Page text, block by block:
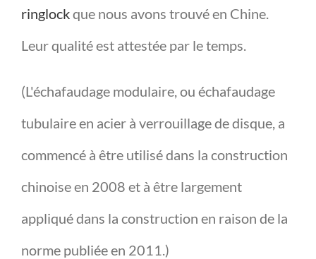
ringlockque nous avons trouvé en Chine.
Leur qualité est attestée par le temps.
(L'échafaudage modulaire, ou échafaudage
tubulaire en acier à verrouillage de disque, a
commencé à être utilisé dans la construction
chinoise en 2008 et à être largement
appliqué dans la construction en raison de la
norme publiée en 2011.)